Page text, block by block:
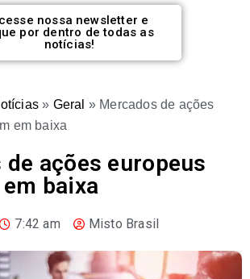
nossa newsletter e
por dentro de todas as
notícias!
» Geral » Mercados de ações
em baixa
ações europeus
baixa
7:42 am Misto Brasil